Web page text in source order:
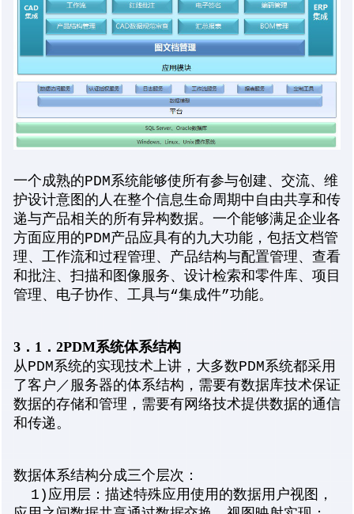
一个成熟的PDM系统能够使所有参与创建、交流、维
护设计意图的人在整个信息生命周期中自由共享和传
递与产品相关的所有异构数据。一个能够满足企业各
方面应用的PDM产品应具有的九大功能，包括文档管
理、工作流和过程管理、产品结构与配置管理、查看
和批注、扫描和图像服务、设计检索和零件库、项目
管理、电子协作、工具与“集成件”功能。
3．1．2PDM系统体系结构
从PDM系统的实现技术上讲，大多数PDM系统都采用
了客户／服务器的体系结构，需要有数据库技术保证
数据的存储和管理，需要有网络技术提供数据的通信
和传递。
数据体系结构分成三个层次：
1)应用层：描述特殊应用使用的数据用户视图，